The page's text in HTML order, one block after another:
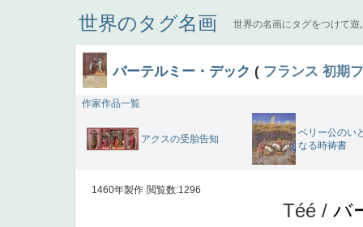
世界のタグ名画 世界の名画にタグをつけて遊
バーテルミー・デック ( フランス 初期
作家作品一覧
アクスの受胎告知
ベリー公のい
なる時祷書
1460年製作 閲覧数:1296
Téé / バ